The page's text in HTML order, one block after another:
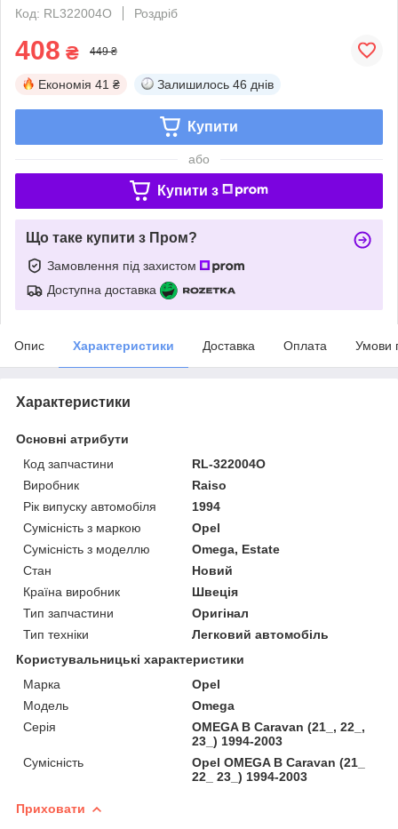
Код: RL322004O
Роздріб
408 ₴ 449 ₴
Економія 41 ₴ Залишилось 46 днів
Купити
або
Купити з
Що таке купити з Пром?
Замовлення під захистом
Доступна доставка
Опис Характеристики Доставка Оплата Умови
Характеристики
Основні атрибути
Код запчастини
RL-322004O
Виробник
Raiso
Рік випуску автомобіля
1994
Сумісність з маркою
Opel
Сумісність з моделлю
Omega, Estate
Стан
Новий
Країна виробник
Швеція
Тип запчастини
Оригінал
Тип техніки
Легковий автомобіль
Користувальницькі характеристики
Марка
Opel
Мoдель
Omega
Серія
OMEGA B Caravan (21_, 22_,
23_) 1994-2003
Сумісність
Opel OMEGA B Caravan (21_
22_ 23_) 1994-2003
Приховати